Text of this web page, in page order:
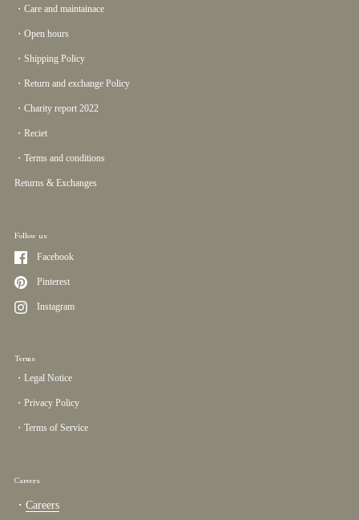
・Care and maintainace
・Open hours
・Shipping Policy
・Return and exchange Policy
・Charity report 2022
・Reciet
・Terms and conditions
Returns & Exchanges
Follow us
Facebook
Pinterest
Instagram
Terms
・Legal Notice
・Privacy Policy
・Terms of Service
Careers
・ Careers